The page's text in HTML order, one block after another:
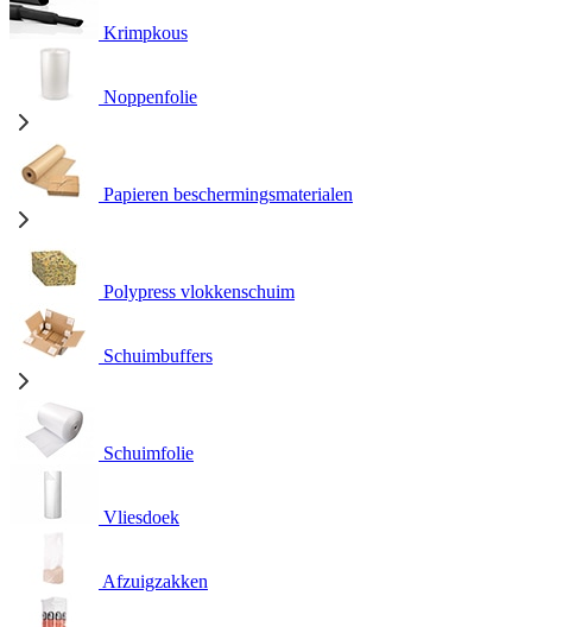
Krimpkous
Noppenfolie
Papieren beschermingsmaterialen
Polypress vlokkenschuim
Schuimbuffers
Schuimfolie
Vliesdoek
Afzuigzakken